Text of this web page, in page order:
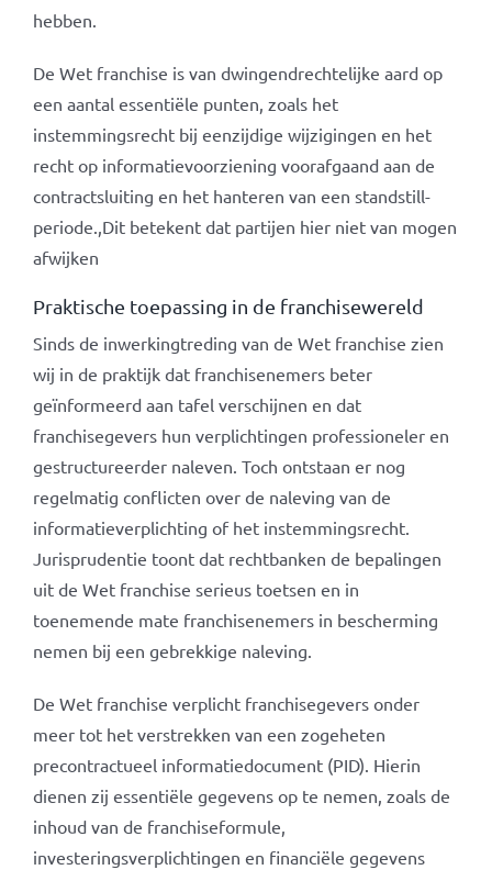
hebben.
De Wet franchise is van dwingendrechtelijke aard op
een aantal essentiële punten, zoals het
instemmingsrecht bij eenzijdige wijzigingen en het
recht op informatievoorziening voorafgaand aan de
contractsluiting en het hanteren van een standstill-
periode.,Dit betekent dat partijen hier niet van mogen
afwijken
Praktische toepassing in de franchisewereld
Sinds de inwerkingtreding van de Wet franchise zien
wij in de praktijk dat franchisenemers beter
geïnformeerd aan tafel verschijnen en dat
franchisegevers hun verplichtingen professioneler en
gestructureerder naleven. Toch ontstaan er nog
regelmatig conflicten over de naleving van de
informatieverplichting of het instemmingsrecht.
Jurisprudentie toont dat rechtbanken de bepalingen
uit de Wet franchise serieus toetsen en in
toenemende mate franchisenemers in bescherming
nemen bij een gebrekkige naleving.
De Wet franchise verplicht franchisegevers onder
meer tot het verstrekken van een zogeheten
precontractueel informatiedocument (PID). Hierin
dienen zij essentiële gegevens op te nemen, zoals de
inhoud van de franchiseformule,
investeringsverplichtingen en financiële gegevens